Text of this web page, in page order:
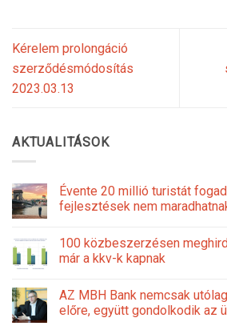
Kérelem prolongáció
szerződésmódosítás
2023.03.13
AKTUALITÁSOK
Évente 20 millió turistát
fejlesztések nem
100 közbeszerzésen
már a kkv-k kapnak
AZ MBH Bank nemcsak
előre, együtt gondolkodik az